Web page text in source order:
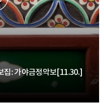
집: 가야금정악보[11.30.]